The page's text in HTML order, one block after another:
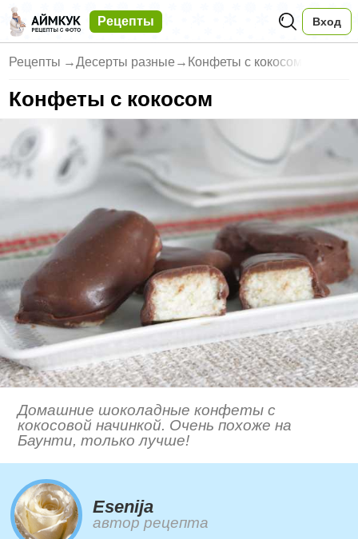
Рецепты Вход
Рецепты →Десерты разные → Конфеты с кокосом
Конфеты с кокосом
Домашние шоколадные конфеты с
кокосовой начинкой. Очень похоже на
Баунти, только лучше!
Esenija
автор рецепта